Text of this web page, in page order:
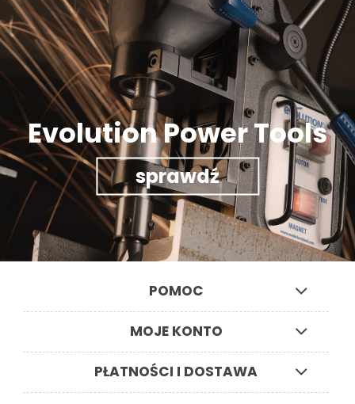
Evolution Power Tools
sprawdź
POMOC
MOJE KONTO
PŁATNOŚCI I DOSTAWA